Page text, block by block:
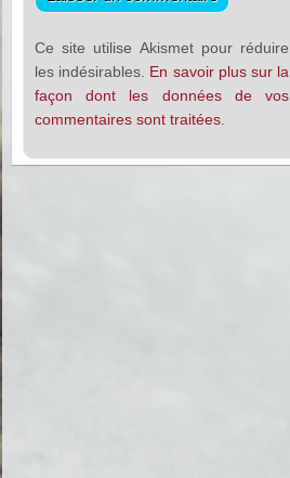
Ce site utilise Akismet pour réduire
les indésirables. En savoir plus sur la
façon dont les données de vos
commentaires sont traitées